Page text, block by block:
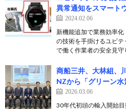
異常通知をスマート
2024.02.06
新機能追加で業務効率
の技術を手掛けるユビ
で働く作業者の安全見
商船三井、大林組、
NZから「グリーン
2026.03.06
30年代初頭の輸入開始